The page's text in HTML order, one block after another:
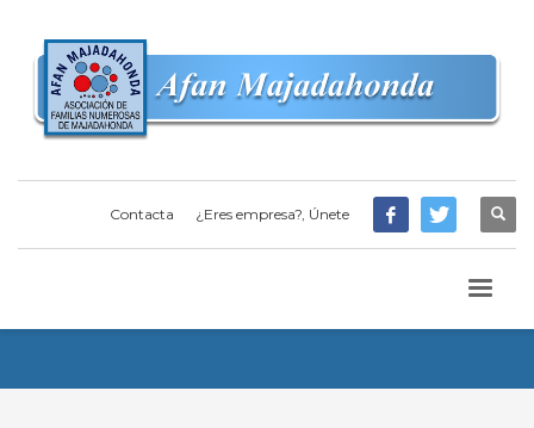
Contacta ¿Eres empresa?, Únete